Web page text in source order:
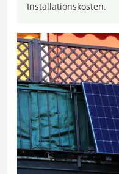
Installationskosten.